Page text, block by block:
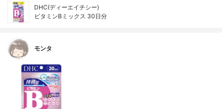
DHC(ディーエイチシー)
ビタミンBミックス 30日分
モンタ